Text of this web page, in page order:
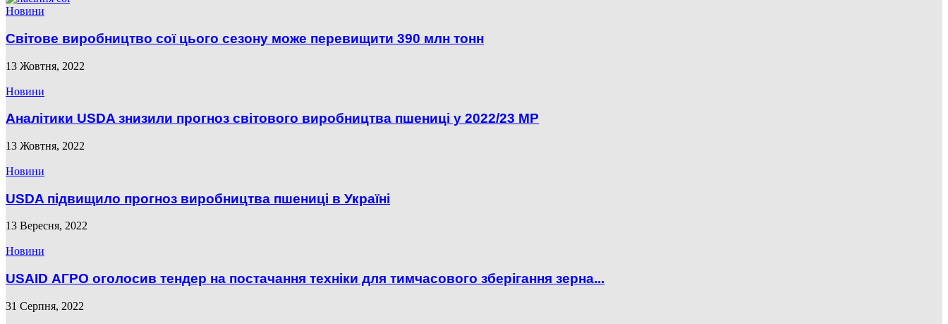
Новини
Світове виробництво сої цього сезону може перевищити 390 млн тонн
13 Жовтня, 2022
Новини
Аналітики USDA знизили прогноз світового виробництва пшениці у 2022/23 МР
13 Жовтня, 2022
Новини
USDA підвищило прогноз виробництва пшениці в Україні
13 Вересня, 2022
Новини
USAID АГРО оголосив тендер на постачання техніки для тимчасового зберігання зерна...
31 Серпня, 2022